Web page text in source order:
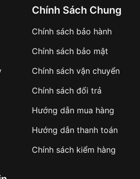
toán khi nhận hàng hoặc
lý đơn hàng nhanh chóng
trạng hủy đơn không mong
Chính Sách Chung
Chính sách bảo hành
Chính sách bảo mật
Chính sách vận chuyển
Chính sách đổi trả
Hướng dẫn mua hàng
Hướng dẫn thanh toán
Chính sách kiểm hàng